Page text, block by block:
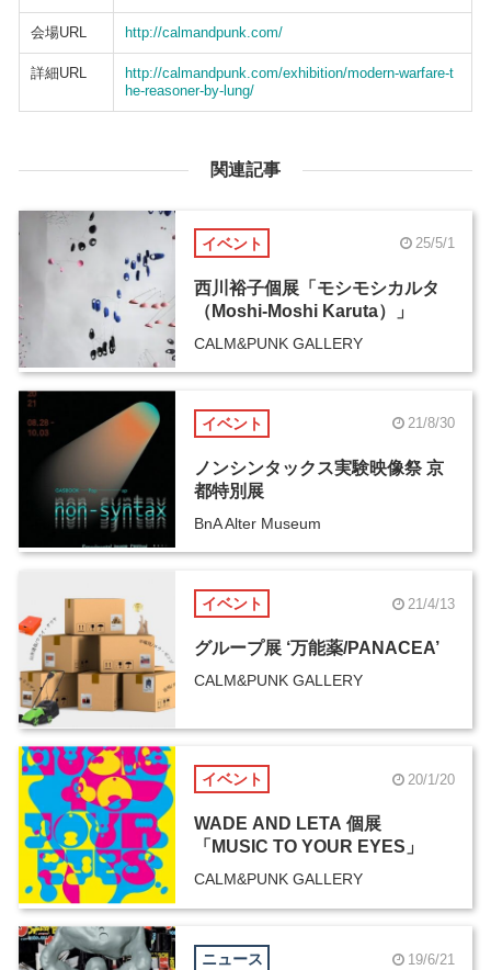
会場URL http://calmandpunk.com/
詳細URL
http://calmandpunk.com/exhibition/modern-warfare-t
he-reasoner-by-lung/
関連記事
イベント 25/5/1
西川裕子個展「モシモシカルタ
（Moshi-Moshi Karuta）」
CALM&PUNK GALLERY
イベント 21/8/30
ノンシンタックス実験映像祭 京
都特別展
BnA Alter Museum
イベント 21/4/13
グループ展 ‘万能薬/PANACEA’
CALM&PUNK GALLERY
イベント 20/1/20
WADE AND LETA 個展
「MUSIC TO YOUR EYES」
CALM&PUNK GALLERY
ニュース 19/6/21